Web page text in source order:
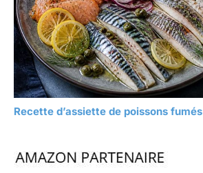
Recette d’assiette de poissons fumés